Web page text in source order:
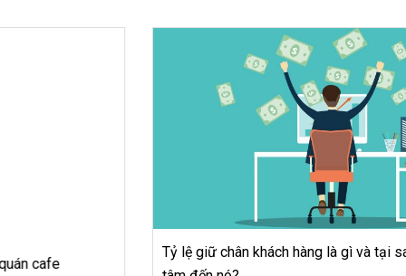
Tỷ lệ giữ chân khách hàng là gì và tại sao bạn nên quan